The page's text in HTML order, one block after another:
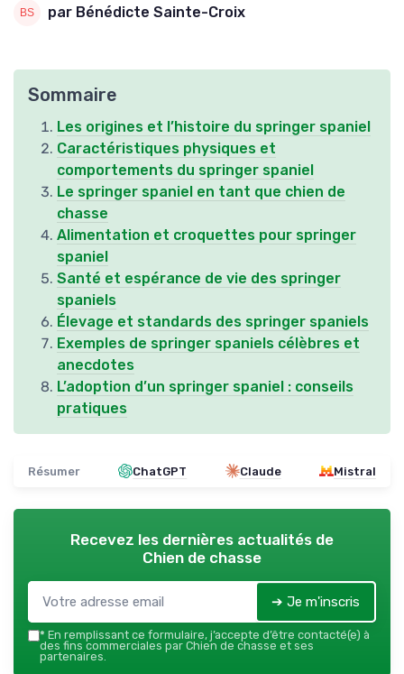
par Bénédicte Sainte-Croix
Sommaire
Les origines et l’histoire du springer spaniel
Caractéristiques physiques et
comportements du springer spaniel
Le springer spaniel en tant que chien de
chasse
Alimentation et croquettes pour springer
spaniel
Santé et espérance de vie des springer
spaniels
Élevage et standards des springer spaniels
Exemples de springer spaniels célèbres et
anecdotes
L’adoption d’un springer spaniel : conseils
pratiques
Résumer ChatGPT Claude Mistral
Recevez les dernières actualités de
Chien de chasse
➔ Je m'inscris
* En remplissant ce formulaire, j’accepte d’être contacté(e) à
des fins commerciales par Chien de chasse et ses
partenaires.